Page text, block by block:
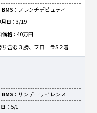
BMS： フレンチデピュティ
日： 3/19
価格： 40万円
含む３勝、フローラS２着
BMS： サンデーサイレンス
： 5/1